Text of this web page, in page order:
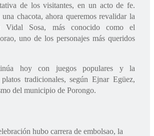
de los visitantes, en un acto de fe.
chacota, ahora queremos revalidar la
Vidal Sosa, más conocido como el
uno de los personajes más queridos
hoy con juegos populares y la
tradicionales, según Ejnar Egüez,
del municipio de Porongo.
hubo carrera de embolsao, la